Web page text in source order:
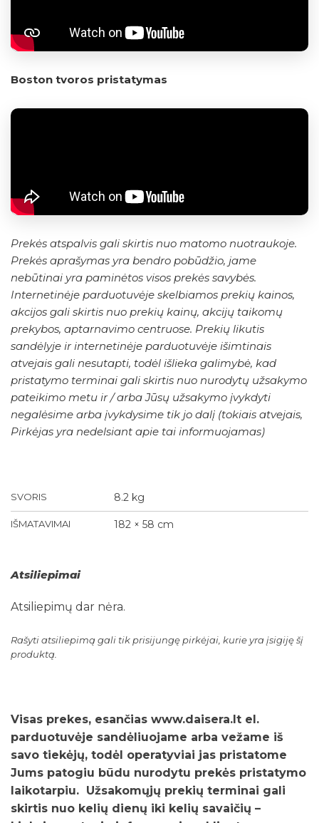
Boston tvoros pristatymas
Prekės atspalvis gali skirtis nuo matomo nuotraukoje.
Prekės aprašymas yra bendro pobūdžio, jame
nebūtinai yra paminėtos visos prekės savybės.
Internetinėje parduotuvėje skelbiamos prekių kainos,
akcijos gali skirtis nuo prekių kainų, akcijų taikomų
prekybos, aptarnavimo centruose. Prekių likutis
sandėlyje ir internetinėje parduotuvėje išimtinais
atvejais gali nesutapti, todėl išlieka galimybė, kad
pristatymo terminai gali skirtis nuo nurodytų užsakymo
pateikimo metu ir / arba Jūsų užsakymo įvykdyti
negalėsime arba įvykdysime tik jo dalį (tokiais atvejais,
Pirkėjas yra nedelsiant apie tai informuojamas)
SVORIS 8.2 kg
IŠMATAVIMAI 182 × 58 cm
Atsiliepimai
Atsiliepimų dar nėra.
Rašyti atsiliepimą gali tik prisijungę pirkėjai, kurie yra įsigiję šį
produktą.
Visas prekes, esančias www.daisera.lt el.
parduotuvėje sandėliuojame arba vežame iš
savo tiekėjų, todėl operatyviai jas pristatome
Jums patogiu būdu nurodytu prekės pristatymo
laikotarpiu. Užsakomųjų prekių terminai gali
skirtis nuo kelių dienų iki kelių savaičių –